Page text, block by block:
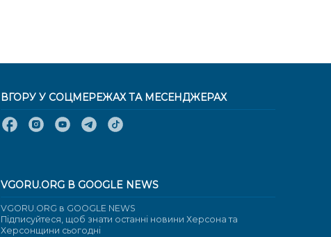
ВГОРУ У СОЦМЕРЕЖАХ ТА МЕСЕНДЖЕРАХ
VGORU.ORG В GOOGLE NEWS
VGORU.ORG в GOOGLE NEWS
Підписуйтеся, щоб знати останні новини Херсона та
Херсонщини сьогодні